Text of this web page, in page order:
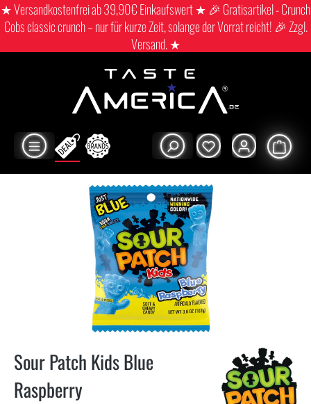
★ Versandkostenfrei ab 39,90€ Einkaufswert ★ 🎉 Gratisartikel - Crunch
Cobs classic crunch – nur für kurze Zeit, solange der Vorrat reicht! 🎉 Zzgl.
Versand. ★
Sour Patch Kids Blue
Raspberry